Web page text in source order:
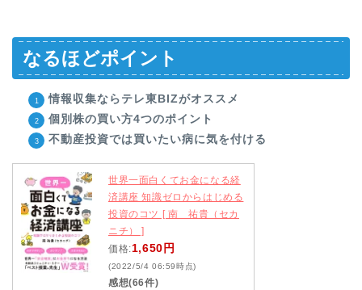
なるほどポイント
情報収集ならテレ東BIZがオススメ
個別株の買い方4つのポイント
不動産投資では買いたい病に気を付ける
世界一面白くてお金になる経
済講座 知識ゼロからはじめる
投資のコツ [ 南 祐貴（セカ
ニチ） ]
価格:1,650円
(2022/5/4 06:59時点)
感想(66件)